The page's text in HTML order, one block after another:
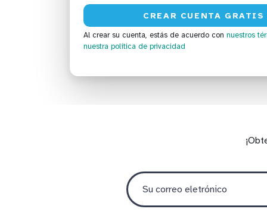
Al crear su cuenta, estás de acuerdo con nuestros
nuestra política de privacidad